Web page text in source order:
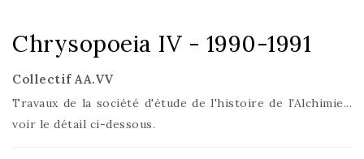
Chrysopoeia IV - 1990-1991
Collectif AA.VV
Travaux de la société d'étude de l'histoire de l'Alchimie...
voir le détail ci-dessous.